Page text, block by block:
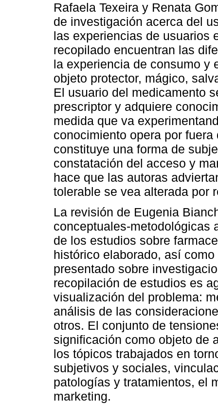
Rafaela Texeira y Renata
de investigación acerca del
las experiencias de usuarios
recopilado encuentran las
la experiencia de consumo y
objeto protector, mágico,
El usuario del medicamento
prescriptor y adquiere
medida que va
conocimiento opera por
constituye una forma de
constatación del acceso y
hace que las autoras
tolerable se vea alterada por
La revisión de Eugenia
conceptuales-metodológicas
de los estudios sobre
histórico elaborado, así
presentado sobre
recopilación de estudios es
visualización del problema:
análisis de las
otros. El conjunto de
significación como objeto de
los tópicos trabajados en
subjetivos y sociales,
patologías y tratamientos, el
marketing.